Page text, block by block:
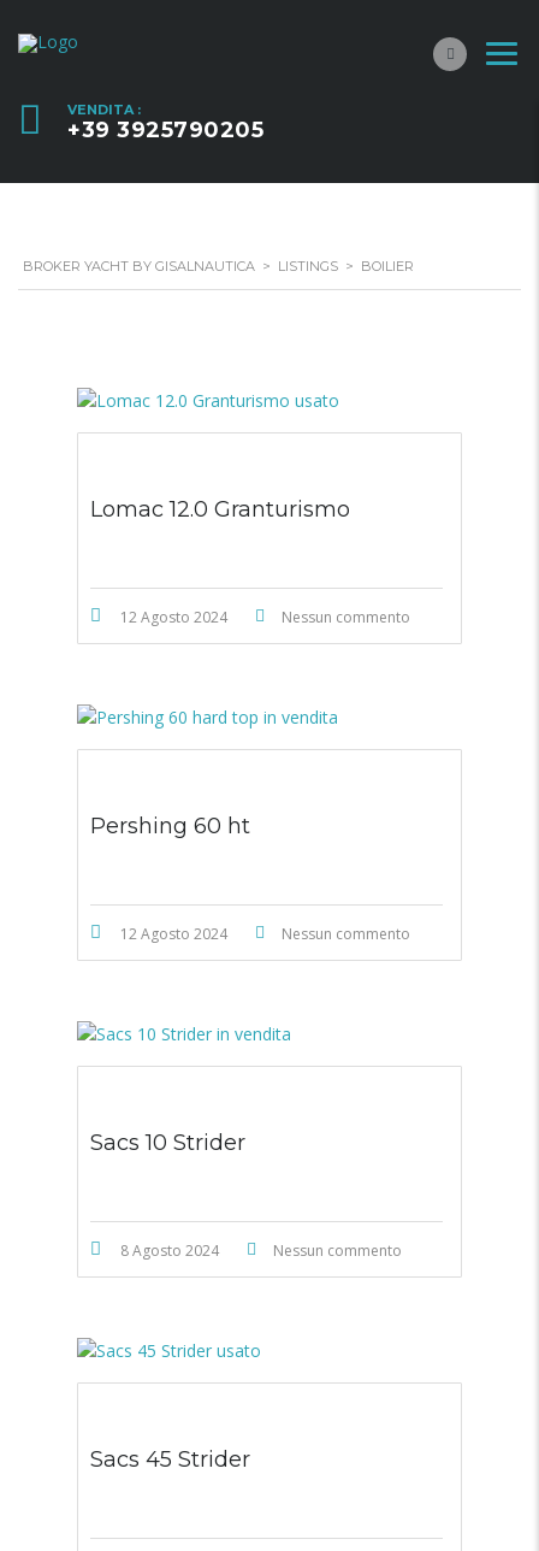
VENDITA :
+39 3925790205
BROKER YACHT BY GISALNAUTICA > LISTINGS > BOILIER
Lomac 12.0 Granturismo
12 Agosto 2024 Nessun commento
Pershing 60 ht
12 Agosto 2024 Nessun commento
Sacs 10 Strider
8 Agosto 2024 Nessun commento
Sacs 45 Strider